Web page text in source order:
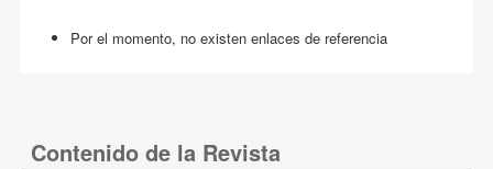
Por el momento, no existen enlaces de referencia
Contenido de la Revista